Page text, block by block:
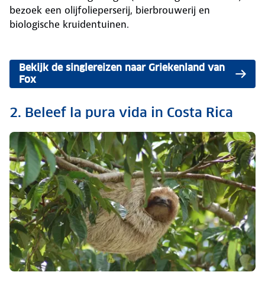
bezoek een olijfolieperserij, bierbrouwerij en
biologische kruidentuinen.
Bekijk de singlereizen naar Griekenland van
Fox
2. Beleef la pura vida in Costa Rica